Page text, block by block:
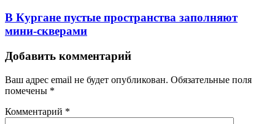
В Кургане пустые пространства заполняют
мини-скверами
Добавить комментарий
Ваш адрес email не будет опубликован. Обязательные поля
помечены *
Комментарий *